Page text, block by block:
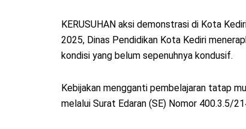
KERUSUHAN aksi demonstrasi di Kota
2025, Dinas Pendidikan Kota Kediri
kondisi yang belum sepenuhnya kondusif.
Kebijakan mengganti pembelajaran tatap
melalui Surat Edaran (SE) Nomor 400.3.5/